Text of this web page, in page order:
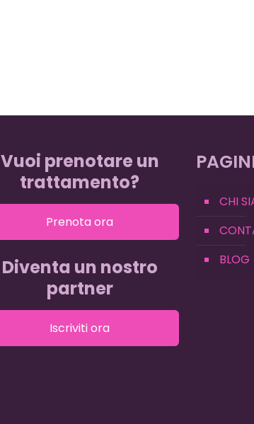
Vuoi prenotare un
trattamento?
Prenota ora
Diventa un nostro
partner
Iscriviti ora
CHI
BLOG